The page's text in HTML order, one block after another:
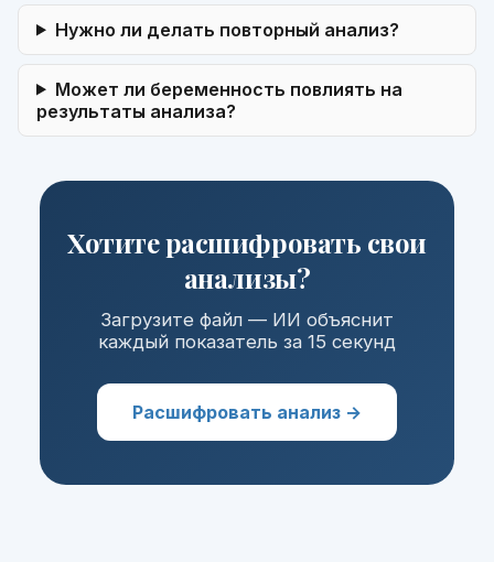
Нужно ли делать повторный анализ?
Может ли беременность повлиять на
результаты анализа?
Хотите расшифровать свои
анализы?
Загрузите файл — ИИ объяснит
каждый показатель за 15 секунд
Расшифровать анализ →